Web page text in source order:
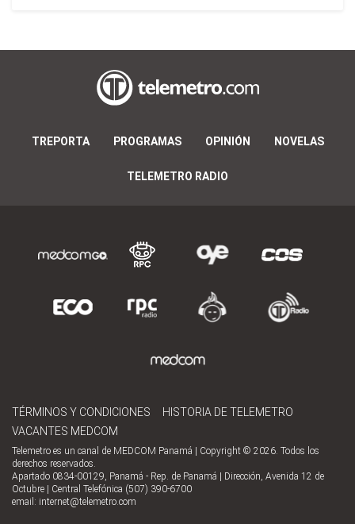
TREPORTA PROGRAMAS OPINIÓN NOVELAS
TELEMETRO RADIO
TÉRMINOS Y CONDICIONES
HISTORIA DE TELEMETRO
VACANTES MEDCOM
Telemetro es un canal de MEDCOM Panamá | Copyright © 2026. Todos los
derechos reservados.
Apartado 0834-00129, Panamá - Rep. de Panamá | Dirección, Avenida 12 de
Octubre | Central Telefónica (507) 390-6700
email: internet@telemetro.com